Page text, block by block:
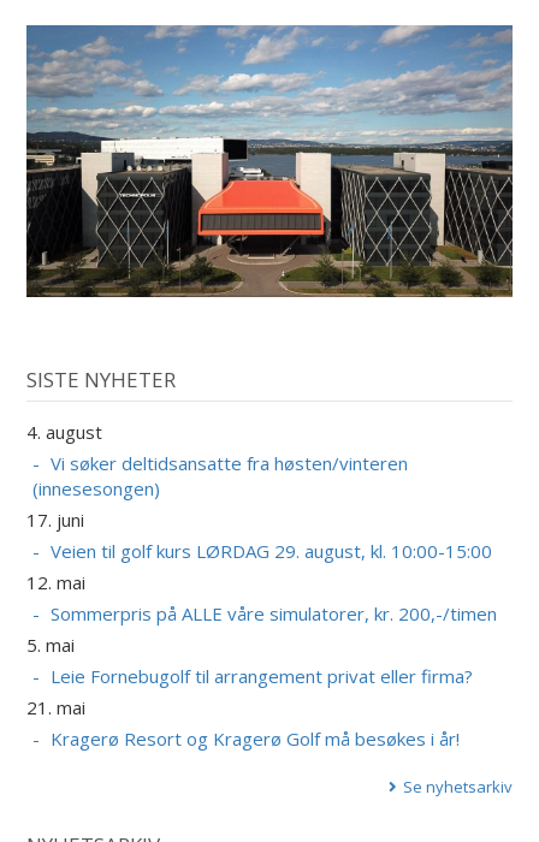
SISTE NYHETER
4. august
Vi søker deltidsansatte fra høsten/vinteren
(innesesongen)
17. juni
Veien til golf kurs LØRDAG 29. august, kl. 10:00-15:00
12. mai
Sommerpris på ALLE våre simulatorer, kr. 200,-/timen
5. mai
Leie Fornebugolf til arrangement privat eller firma?
21. mai
Kragerø Resort og Kragerø Golf må besøkes i år!
Se nyhetsarkiv